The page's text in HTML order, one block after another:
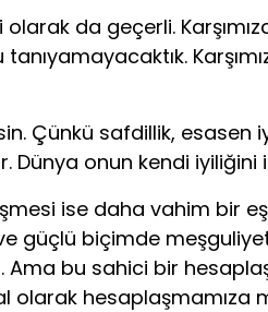
olarak da geçerli.
Çünkü safdillik,
Dünya onun kendi
ise daha vahim bir
güçlü biçimde
Ama bu sahici bir
olarak hesaplaşmamıza